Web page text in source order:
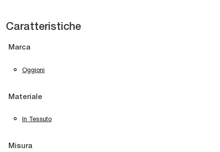
Caratteristiche
Marca
Oggioni
Materiale
In Tessuto
Misura